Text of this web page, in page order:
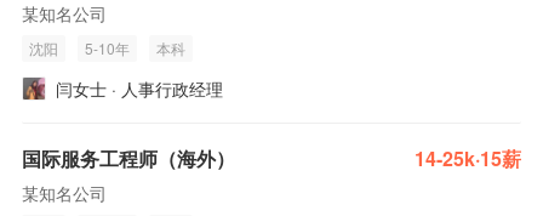
某知名公司
沈阳 5-10年 本科
闫女士 · 人事行政经理
国际服务工程师（海外） 14-25k·15薪
某知名公司